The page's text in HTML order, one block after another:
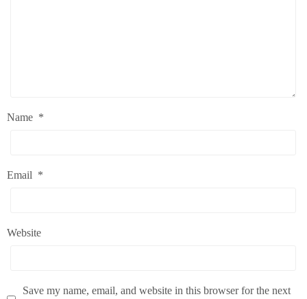
Name *
Email *
Website
Save my name, email, and website in this browser for the next